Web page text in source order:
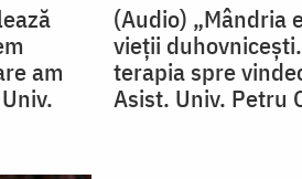
am
(Audio) „Mândria
vieții
terapia spre
Asist. Univ. Petru